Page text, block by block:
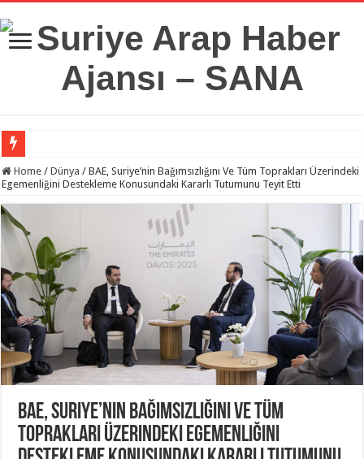
Suriye Savunma Bakanlığı’ndan Bir Heyet, Türkiye’deki Milli Savunma
Home / Dünya / BAE, Suriye’nin Bağımsızlığını Ve Tüm Toprakları Üzerindeki
Egemenliğini Destekleme Konusundaki Kararlı Tutumunu Teyit Etti
BAE, Suriye’nin Bağımsızlığını Ve Tüm
Toprakları Üzerindeki Egemenliğini